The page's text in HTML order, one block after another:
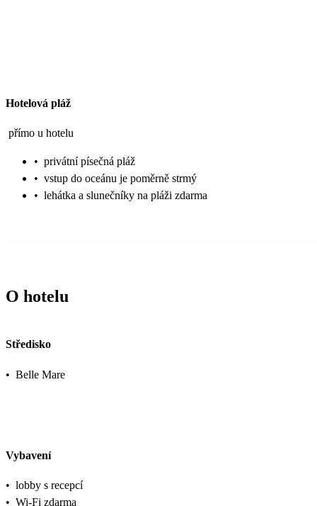
Hotelová pláž
přímo u hotelu
• privátní písečná pláž
• vstup do oceánu je poměrně strmý
• lehátka a slunečníky na pláži zdarma
O hotelu
Středisko
• Belle Mare
Vybavení
• lobby s recepcí
• Wi-Fi zdarma